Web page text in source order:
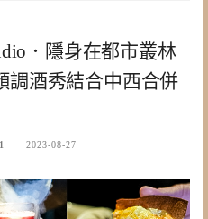
．隱身在都市叢林
調酒秀結合中西合併
2023-08-27